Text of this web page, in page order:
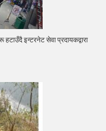
इन्टरनेट सेवा प्रदायकद्वारा